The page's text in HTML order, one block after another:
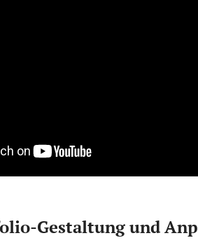
Gestaltung und